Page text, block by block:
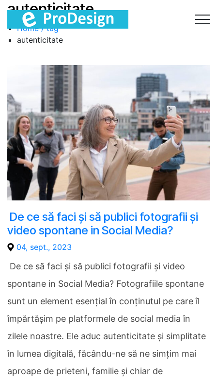
autenticitate
Home / tag
autenticitate
De ce să faci și să publici fotografii și
video spontane in Social Media?
04, sept., 2023
De ce să faci și să publici fotografii și video
spontane in Social Media? Fotografiile spontane
sunt un element esențial în conținutul pe care îl
împărtășim pe platformele de social media în
zilele noastre. Ele aduc autenticitate și simplitate
în lumea digitală, făcându-ne să ne simțim mai
aproape de prieteni, familie și chiar de